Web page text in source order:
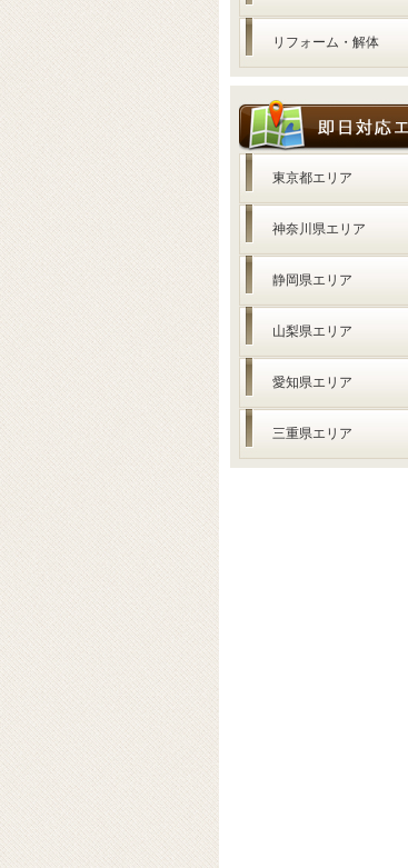
リフォーム・解体
東京都エリア
神奈川県エリア
静岡県エリア
山梨県エリア
愛知県エリア
三重県エリア